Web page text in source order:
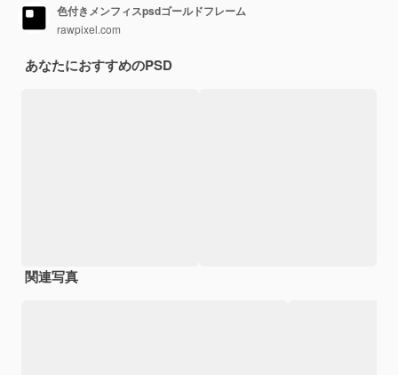
色付きメンフィスpsdゴールドフレーム
rawpixel.com
あなたにおすすめのPSD
関連写真